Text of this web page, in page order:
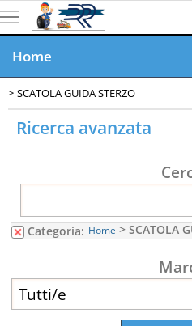
Home
Ricambi online
Veicoli Demoliti
Veicoli in Vendita
Rottamazione GRATIS
SCATOLA GUIDA STERZO
Ricerca avanzata
Categoria: Home > SCATOLA